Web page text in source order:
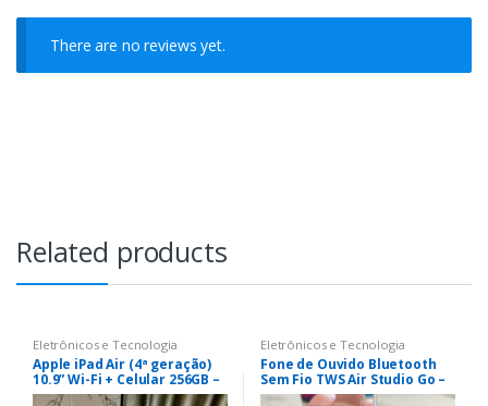
There are no reviews yet.
Related products
Eletrônicos e Tecnologia
Apple iPad Air (4ª geração)
10.9” Wi-Fi + Celular 256GB –
Azul-céu
Eletrônicos e Tecnologia
Fone de Ouvido Bluetooth
Sem Fio TWS Air Studio Go –
i2GO Pro